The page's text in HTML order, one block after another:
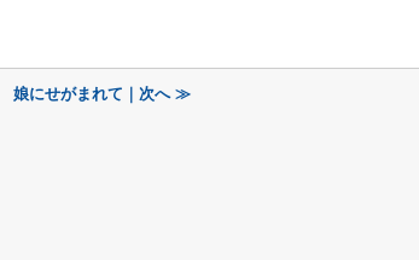
娘にせがまれて｜次へ ≫